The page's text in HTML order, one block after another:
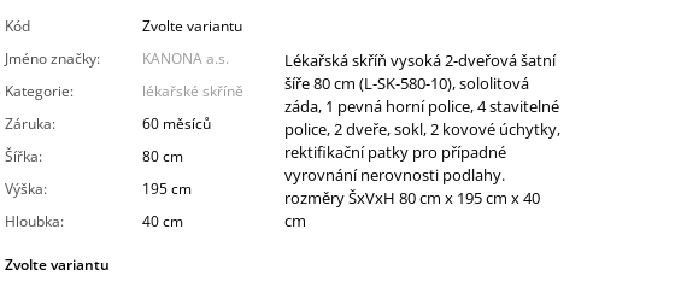
Kód
Zvolte variantu
Jméno značky:
KANONA a.s.
Kategorie:
lékařské skříně
Záruka:
60 měsíců
Šířka:
80 cm
Výška:
195 cm
Hloubka: 40 cm
Zvolte variantu
Lékařská skříň vysoká 2-dveřová šatní
šíře 80 cm (L-SK-580-10), sololitová
záda, 1 pevná horní police, 4 stavitelné
police, 2 dveře, sokl, 2 kovové úchytky,
rektifikační patky pro případné
vyrovnání nerovnosti podlahy.
rozměry ŠxVxH 80 cm x 195 cm x 40
cm
STŮL JEDNACÍ ROZŠÍŘENÝ (A-STJ-02)
10 272,90 Kč